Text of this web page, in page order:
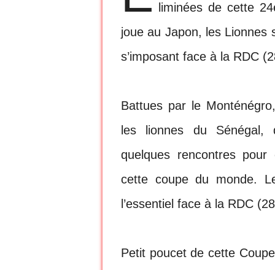
liminées de cette
joue au Japon, les Lionnes
s’imposant face à la RDC
Battues par le
les lionnes du Sénégal,
quelques rencontres
cette coupe du monde.
l’essentiel face à la RDC
Petit poucet de cette